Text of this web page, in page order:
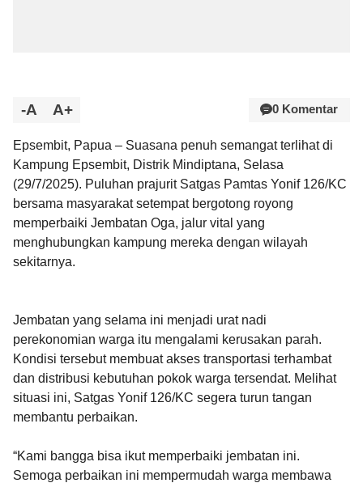
-A A+ 0 Komentar
Epsembit, Papua – Suasana penuh semangat terlihat di
Kampung Epsembit, Distrik Mindiptana, Selasa
(29/7/2025). Puluhan prajurit Satgas Pamtas Yonif 126/KC
bersama masyarakat setempat bergotong royong
memperbaiki Jembatan Oga, jalur vital yang
menghubungkan kampung mereka dengan wilayah
sekitarnya.
Jembatan yang selama ini menjadi urat nadi
perekonomian warga itu mengalami kerusakan parah.
Kondisi tersebut membuat akses transportasi terhambat
dan distribusi kebutuhan pokok warga tersendat. Melihat
situasi ini, Satgas Yonif 126/KC segera turun tangan
membantu perbaikan.
“Kami bangga bisa ikut memperbaiki jembatan ini.
Semoga perbaikan ini mempermudah warga membawa